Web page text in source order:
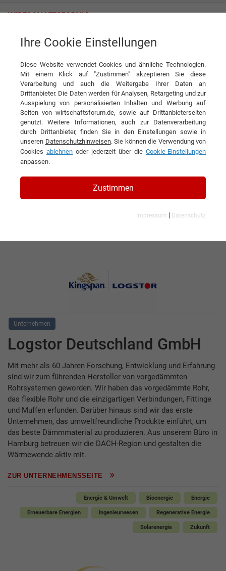
Tag
Tagwords
Liste aller Ergebnisse zu Ihrem Tag
Filtern nach Kategorie: Filtern nach Land:
Regenerative Energie
13 Ergebnisse gefunden
Unternehmen
Logstor Deutschland GmbH
Mit mehr als 60 Jahren Forschung, Entwicklung und Erfahrung
sind wir zum führenden Hersteller von vorgedämmten
Rohrsystemen geworden. Wir haben das vorgedämmte Rohr,
das flexible Rohr und die einzigartigen Verbindungen, Fittinge
und Muffen erfunden. Darüber hinaus sind wir das erste
Unternehmen, das umweltfreundliche Produkte einführt, um
das beste Dämmmaterial zu produzieren. Aus unserem Büro in
Hamburg betreuen wir die DACH-Region und gestalten die
Wärmewende aktiv mit.
ZUR UNTERNEHMENSSEITE
Energie & Umwelt Bioenergie Energie
Erneuerbare Energien Ingenieurwesen Regenerative Energie
Solarenergie Zukunft
Ihre Cookie Einstellungen
Diese Website verwendet Cookies und ähnliche Technologien.
Mit einem Klick auf "Zustimmen" akzeptieren Sie diese
Verarbeitung und auch die Weitergabe Ihrer Daten an
Drittanbieter. Die Daten werden für Analysen, Retargeting und zur
Ausspielung von personalisierten Inhalten und Werbung auf
Seiten von wirtschaftsforum.de, sowie auf Drittanbieterseiten
genutzt. Weitere Informationen, auch zur Datenverarbeitung
durch Drittanbieter, finden Sie in den Einstellungen sowie in
unseren Datenschutzhinweisen. Sie können die Verwendung von
Cookies ablehnen oder jederzeit über die Cookie-Einstellungen
anpassen.
Zustimmen
Impressum | Datenschutz